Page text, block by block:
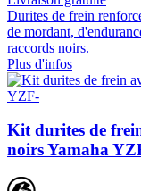
Durites de frein
de mordant,
raccords noirs.
Plus d'infos
Kit durites de
noirs Yamaha